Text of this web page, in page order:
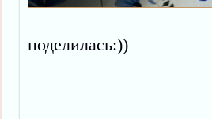
поделилась:))